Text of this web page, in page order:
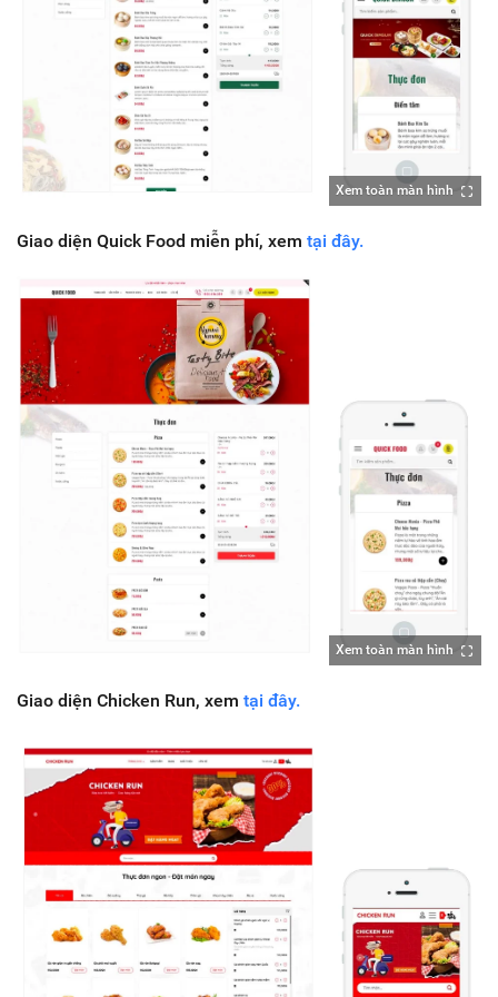
Xem toàn màn hình
Giao diện Quick Food miễn phí, xem tại đây.
Xem toàn màn hình
Giao diện Chicken Run, xem tại đây.